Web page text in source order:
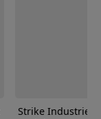
Strike Industries